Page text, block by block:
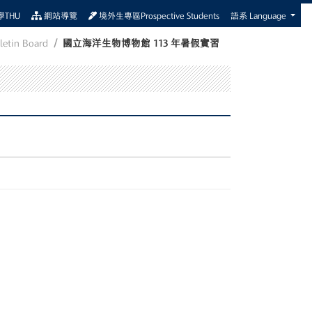
THU 網站導覽 境外生專區Prospective Students 語系 Language
Board 國立海洋生物博物館 113 年暑假實習